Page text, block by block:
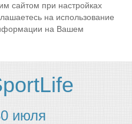
сайтом при настройках
на использование
на Вашем
июля